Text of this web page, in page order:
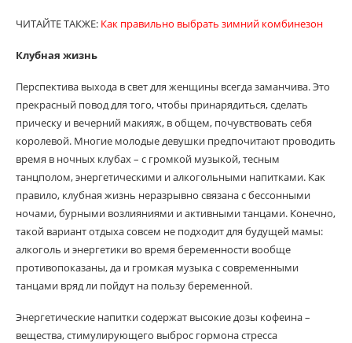
ЧИТАЙТЕ ТАКЖЕ: Как правильно выбрать зимний комбинезон
Клубная жизнь
Перспектива выхода в свет для женщины всегда заманчива. Это
прекрасный повод для того, чтобы принарядиться, сделать
прическу и вечерний макияж, в общем, почувствовать себя
королевой. Многие молодые девушки предпочитают проводить
время в ночных клубах – с громкой музыкой, тесным
танцполом, энергетическими и алкогольными напитками. Как
правило, клубная жизнь неразрывно связана с бессонными
ночами, бурными возлияниями и активными танцами. Конечно,
такой вариант отдыха совсем не подходит для будущей мамы:
алкоголь и энергетики во время беременности вообще
противопоказаны, да и громкая музыка с современными
танцами вряд ли пойдут на пользу беременной.
Энергетические напитки содержат высокие дозы кофеина –
вещества, стимулирующего выброс гормона стресса